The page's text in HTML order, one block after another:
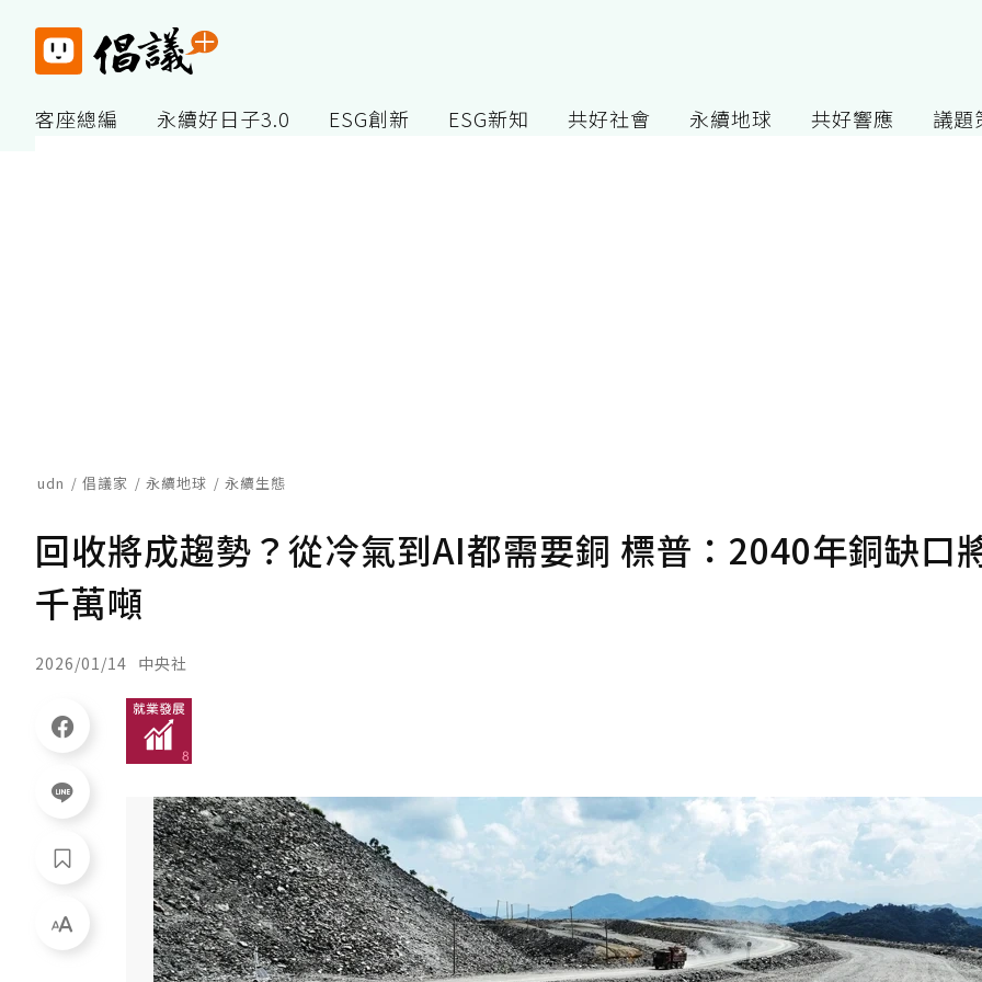
客座總編 永續好日子3.0 ESG創新 ESG新知 共好社會 永續地球 共好響應 議題
udn 倡議家 永續地球 永續生態
回收將成趨勢？從冷氣到AI都需要銅 標普：2040年銅缺口
千萬噸
2026/01/14 中央社